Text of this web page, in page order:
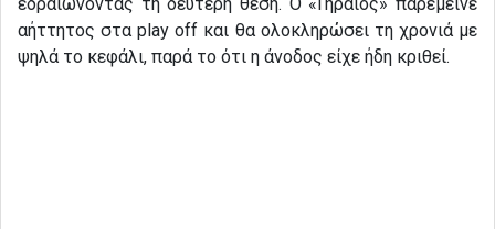
εδραιώνοντας τη δεύτερη θέση. Ο «Γηραιός» παρέμεινε
αήττητος στα play off και θα ολοκληρώσει τη χρονιά με
ψηλά το κεφάλι, παρά το ότι η άνοδος είχε ήδη κριθεί.